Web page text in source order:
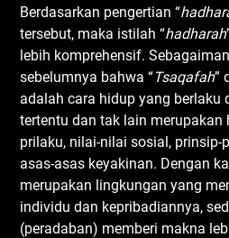
Berdasarkan pengertian “
tersebut, maka istilah “hadharah
lebih komprehensif.
sebelumnya bahwa “Tsaqafah”
adalah cara hidup yang berlaku
tertentu dan tak lain merupakan
prilaku, nilai-nilai sosial, prinsip-
asas-asas keyakinan. Dengan
merupakan lingkungan yang
individu dan kepribadiannya,
(peradaban) memberi makna